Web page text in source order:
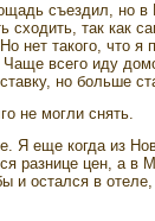
съездил, но в
сходить, так как
нет такого, что я
Чаще всего иду
но больше
не могли снять.
Я еще когда из
разнице цен, а в
и остался в